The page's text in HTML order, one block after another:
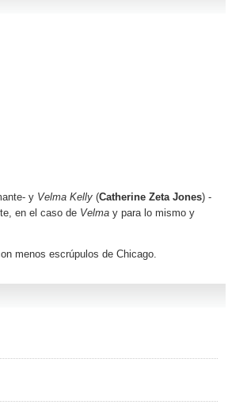
y Velma Kelly (Catherine Zeta Jones) -
en el caso de Velma y para lo mismo y
menos escrúpulos de Chicago.